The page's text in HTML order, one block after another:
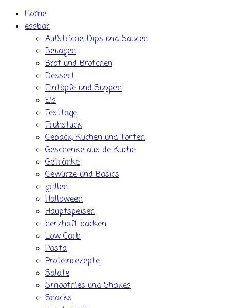
Skip Home
essbar
Aufstriche, Dips und Saucen
Beilagen
Brot und Brötchen
Dessert
Eintöpfe und Suppen
Eis
Festtage
Frühstück
Gebäck, Kuchen und Torten
Geschenke aus de Küche
Getränke
Gewürze und Basics
grillen
Halloween
Hauptspeisen
herzhaft backen
Low Carb
Pasta
Proteinrezepte
Salate
Smoothies und Shakes
Snacks